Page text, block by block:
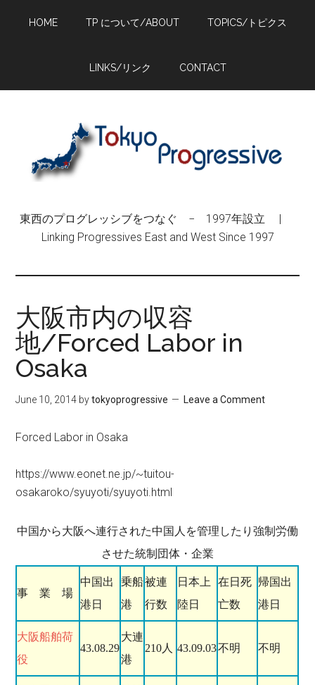
HOME TP について/ABOUT TOPICS/トピクス
LINKS/リンク CONTACT
東西のプログレッシブをつなぐ − 1997年設立 |
Linking Progressives East and West Since 1997
大阪市内の収容
地/Forced Labor in
Osaka
June 10, 2014 bytokyoprogressive Leave a Comment
Forced Labor in Osaka
https://www.eonet.ne.jp/~tuitou-
osakaroko/syuyoti/syuyoti.html
中国から大阪へ連行された中国人を管理したり強制労働
させた統制団体・企業
事 業 場
中国出
港日
乗船
港
被連
行数
日本上
陸日
在日死
亡数
帰国出
港日
大阪船舶荷
役
43.08.29
大連
港
210人 43.09.03不明 不明